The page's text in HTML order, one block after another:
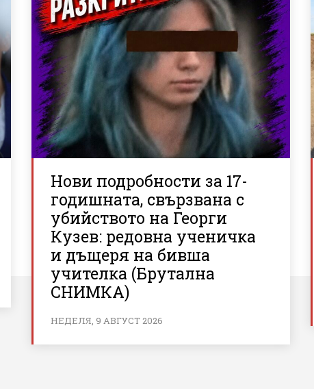
Нови подробности за 17-
годишната, свързвана с
убийството на Георги
Кузев: редовна ученичка
и дъщеря на бивша
учителка (Брутална
СНИМКА)
НЕДЕЛЯ, 9 АВГУСТ 2026